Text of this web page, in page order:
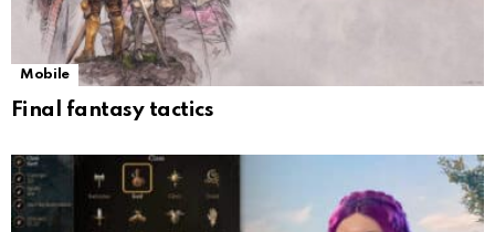
Mobile
Final fantasy tactics